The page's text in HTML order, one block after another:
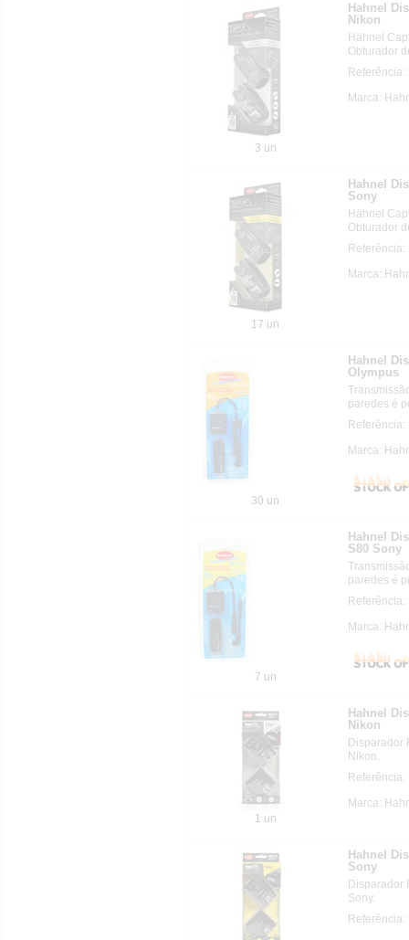
3 un
Hahnel
Nikon
Hähnel
Obturador
Marca:
17 un
Hahnel
Sony
Hähnel
Obturador
Marca:
30 un
Hahnel
Olympus
paredes é
Marca:
7 un
Hahnel
S80 Sony
paredes é
Marca:
1 un
Hahnel
Nikon
Disparador
Nikon.
Marca:
Hahnel
Sony
Disparador
Sony.